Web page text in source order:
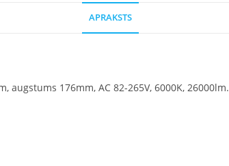
APRAKSTS
augstums 176mm, AC 82-265V, 6000K, 26000lm.